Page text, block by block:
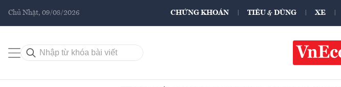
Chủ Nhật, 09/08/2026 CHỨNG KHOÁN TIÊU & DÙNG XE